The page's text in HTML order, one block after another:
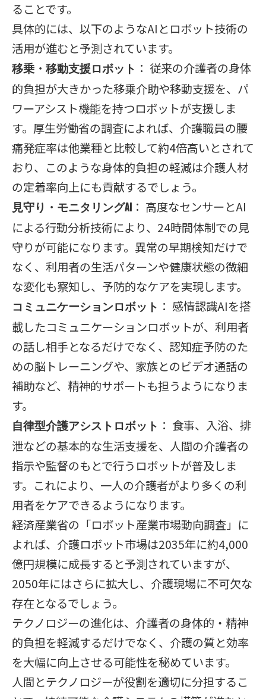
ることです。
具体的には、以下のようなAIとロボット技術の
活用が進むと予測されています。
移乗・移動支援ロボット ： 従来の介護者の身体
的負担が大きかった移乗介助や移動支援を、パ
ワーアシスト機能を持つロボットが支援しま
す。厚生労働省の調査によれば、介護職員の腰
痛発症率は他業種と比較して約4倍高いとされて
おり、このような身体的負担の軽減は介護人材
の定着率向上にも貢献するでしょう。
見守り・モニタリングAI ： 高度なセンサーとAI
による行動分析技術により、24時間体制での見
守りが可能になります。異常の早期検知だけで
なく、利用者の生活パターンや健康状態の微細
な変化も察知し、予防的なケアを実現します。
コミュニケーションロボット ： 感情認識AIを搭
載したコミュニケーションロボットが、利用者
の話し相手となるだけでなく、認知症予防のた
めの脳トレーニングや、家族とのビデオ通話の
補助など、精神的サポートも担うようになりま
す。
自律型介護アシストロボット ： 食事、入浴、排
泄などの基本的な生活支援を、人間の介護者の
指示や監督のもとで行うロボットが普及しま
す。これにより、一人の介護者がより多くの利
用者をケアできるようになります。
経済産業省の「ロボット産業市場動向調査」に
よれば、介護ロボット市場は2035年に約4,000
億円規模に成長すると予測されていますが、
2050年にはさらに拡大し、介護現場に不可欠な
存在となるでしょう。
テクノロジーの進化は、介護者の身体的・精神
的負担を軽減するだけでなく、介護の質と効率
を大幅に向上させる可能性を秘めています。
人間とテクノロジーが役割を適切に分担するこ